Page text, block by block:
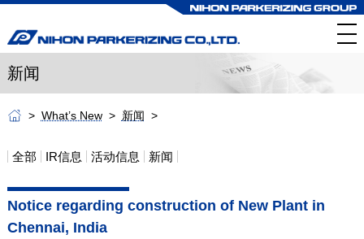
新闻
What’s New 新闻
全部 IR信息 活动信息 新闻
Notice regarding construction of New Plant in
Chennai, India